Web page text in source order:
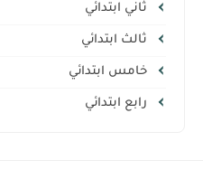
ثاني ابتدائي
ثالث ابتدائي
خامس ابتدائي
رابع ابتدائي